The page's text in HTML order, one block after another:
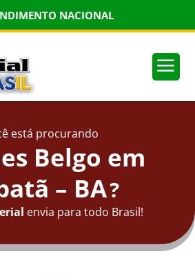
NACIONAL
a
está procurando
Belgo em
– BA?
envia para todo Brasil!